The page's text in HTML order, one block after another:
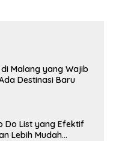
Malang yang Wajib
Destinasi Baru
Do List yang Efektif
Lebih Mudah